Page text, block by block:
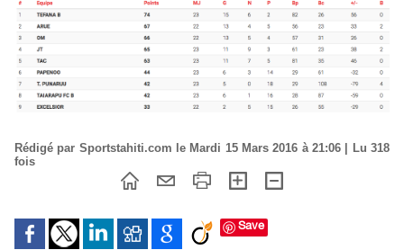
Rédigé par Sportstahiti.com le Mardi 15 Mars 2016 à 21:06 | Lu 318
fois
Save